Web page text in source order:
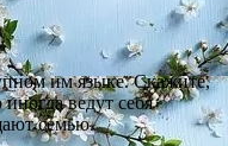
им языке. Скажите,
ведут себя
семью.